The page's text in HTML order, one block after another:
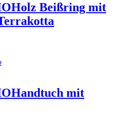
Holz Beißring mit
Handtuch mit